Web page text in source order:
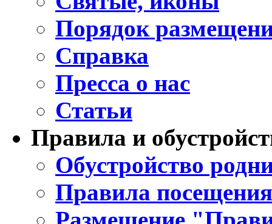
Порядок
Справка
Пресса о нас
Статьи
Правила и
Обустройство
Правила